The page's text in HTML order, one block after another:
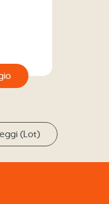
(Lot)